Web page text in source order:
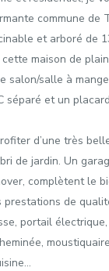
commune de
et arboré de
maison de
salon/salle à
séparé et un
d’une très
de jardin. Un
complètent le
de
portail